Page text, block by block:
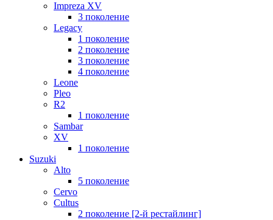
Impreza XV
3 поколение
Legacy
1 поколение
2 поколение
3 поколение
4 поколение
Leone
Pleo
R2
1 поколение
Sambar
XV
1 поколение
Suzuki
Alto
5 поколение
Cervo
Cultus
2 поколение [2-й рестайлинг]